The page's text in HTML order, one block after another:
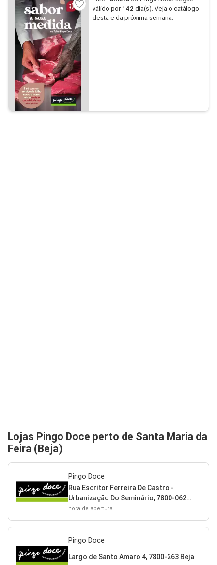
válido por 142 dia(s). Veja o catálogo
desta e da próxima semana.
Lojas Pingo Doce perto de Santa Maria da
Feira (Beja)
Pingo Doce
Rua Escritor Ferreira De Castro -
Urbanização Do Seminário, 7800-062
Beja
hora de abertura
Pingo Doce
Largo de Santo Amaro 4, 7800-263 Beja